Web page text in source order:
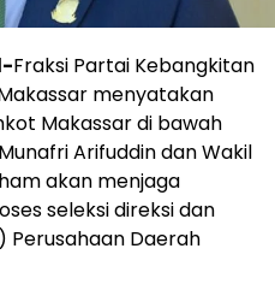
Fraksi Partai Kebangkitan
menyatakan
Makassar di bawah
Arifuddin dan Wakil
akan menjaga
seleksi direksi dan
Perusahaan Daerah